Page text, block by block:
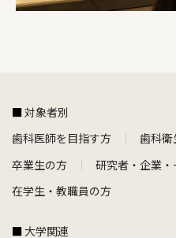
対象者別
歯科医師を目指す方
歯科
卒業生の方
研究者・企業
在学生・教職員の方
大学関連